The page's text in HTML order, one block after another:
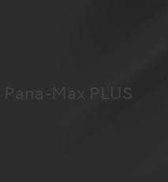
Pana-Max PLUS